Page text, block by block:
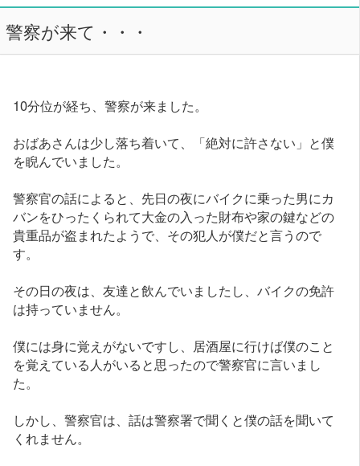
警察が来て・・・
10分位が経ち、警察が来ました。
おばあさんは少し落ち着いて、「絶対に許さない」と僕
を睨んでいました。
警察官の話によると、先日の夜にバイクに乗った男にカ
バンをひったくられて大金の入った財布や家の鍵などの
貴重品が盗まれたようで、その犯人が僕だと言うので
す。
その日の夜は、友達と飲んでいましたし、バイクの免許
は持っていません。
僕には身に覚えがないですし、居酒屋に行けば僕のこと
を覚えている人がいると思ったので警察官に言いまし
た。
しかし、警察官は、話は警察署で聞くと僕の話を聞いて
くれません。